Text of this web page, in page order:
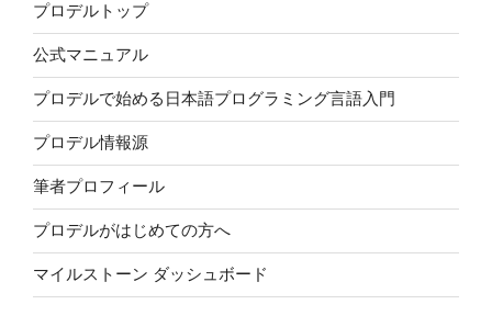
プロデルトップ
公式マニュアル
プロデルで始める日本語プログラミング言語入門
プロデル情報源
筆者プロフィール
プロデルがはじめての方へ
マイルストーン ダッシュボード